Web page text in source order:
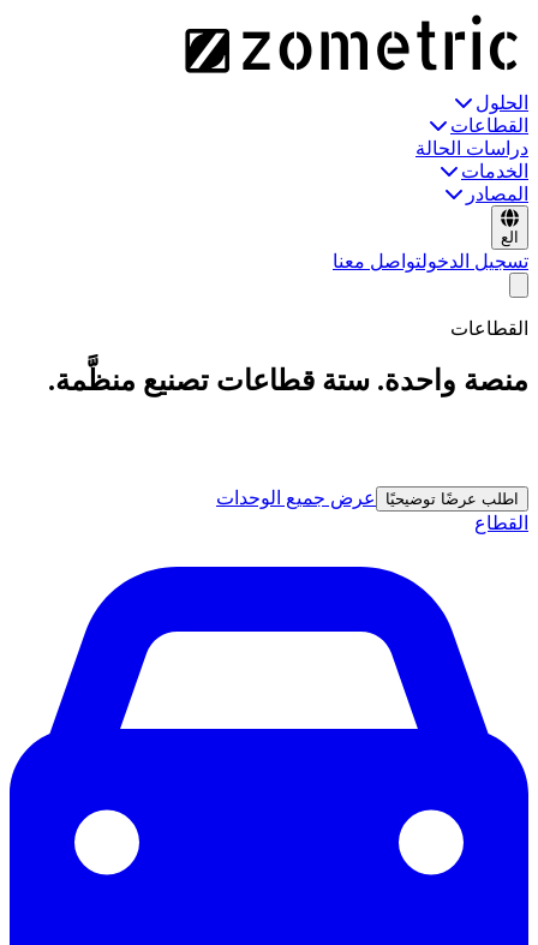
الحلول
القطاعات
دراسات الحالة
الخدمات
المصادر
الع
تسجيل الدخولتواصل معنا
القطاعات
منصة واحدة. ستة قطاعات تصنيع منظَّمة.
اطلب عرضًا توضيحيًا
عرض جميع الوحدات
القطاع